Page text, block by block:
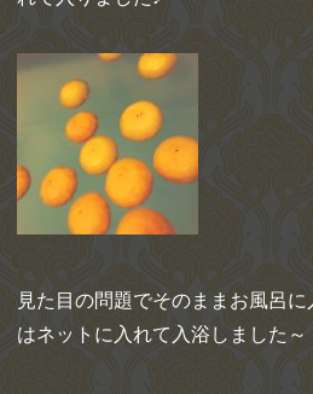
見た目の問題でそのままお風呂
はネットに入れて入浴しました～